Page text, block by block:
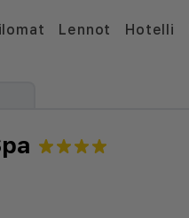
Lennot Hotelli